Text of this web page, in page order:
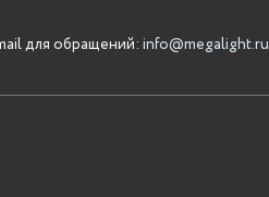
для обращений: info@megalight.ru